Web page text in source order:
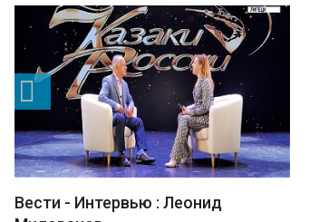
Вести - Интервью : Леонид